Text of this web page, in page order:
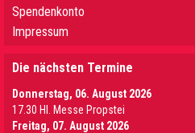
Spendenkonto
Impressum
Die nächsten Termine
Donnerstag, 06. August 2026
17.30 Hl. Messe Propstei
Freitag, 07. August 2026